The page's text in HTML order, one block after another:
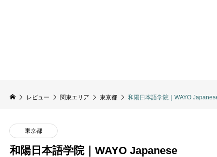
レビュー 関東エリア 東京都 和陽日本語学院｜WAYO
東京都
和陽日本語学院｜WAYO Japanese